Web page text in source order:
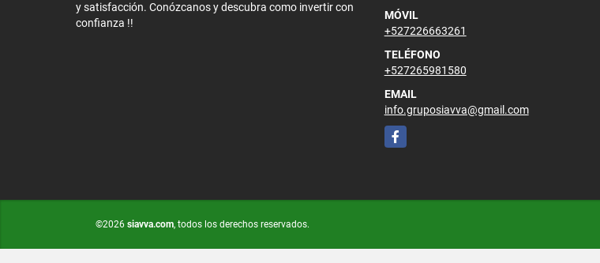
y satisfacción. Conózcanos y descubra como invertir con
confianza !!
MÓVIL
+527226663261
TELÉFONO
+527265981580
EMAIL
info.gruposiavva@gmail.com
Facebook
©2026 siavva.com, todos los derechos reservados.